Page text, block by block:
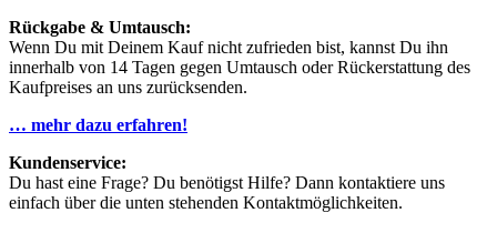
Rückgabe & Umtausch:
Wenn Du mit Deinem Kauf nicht zufrieden bist, kannst Du ihn
innerhalb von 14 Tagen gegen Umtausch oder Rückerstattung des
Kaufpreises an uns zurücksenden.
… mehr dazu erfahren!
Kundenservice:
Du hast eine Frage? Du benötigst Hilfe? Dann kontaktiere uns
einfach über die unten stehenden Kontaktmöglichkeiten.